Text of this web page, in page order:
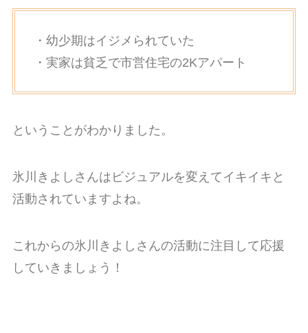
・幼少期はイジメられていた
・実家は貧乏で市営住宅の2Kアパート
ということがわかりました。
氷川きよしさんはビジュアルを変えてイキイキと
活動されていますよね。
これからの氷川きよしさんの活動に注目して応援
していきましょう！